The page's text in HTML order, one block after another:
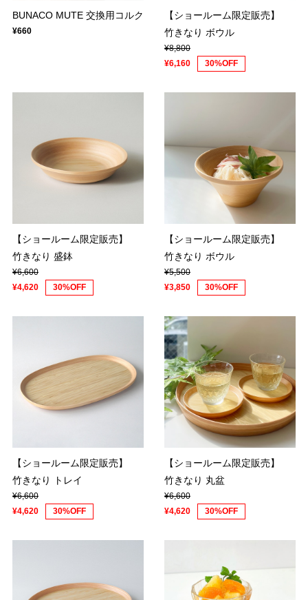
BUNACO MUTE 交換用コルク
¥660
【ショールーム限定販売】
竹きなり ボウル
¥8,800
¥6,160
30%OFF
【ショールーム限定販売】
竹きなり 盛鉢
¥6,600
¥4,620
30%OFF
【ショールーム限定販売】
竹きなり ボウル
¥5,500
¥3,850
30%OFF
【ショールーム限定販売】
竹きなり トレイ
¥6,600
¥4,620
30%OFF
【ショールーム限定販売】
竹きなり 丸盆
¥6,600
¥4,620
30%OFF